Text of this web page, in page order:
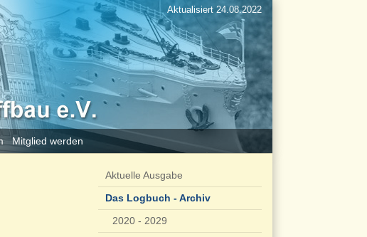
Mitglied werden
Aktualisiert 24.08.2022
Aktuelle Ausgabe
Das Logbuch - Archiv
2020 - 2029